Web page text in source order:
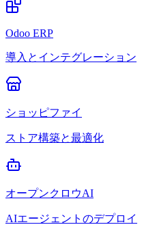
Odoo ERP
導入とインテグレーション
ショッピファイ
ストア構築と最適化
オープンクロウAI
AIエージェントのデプロイ